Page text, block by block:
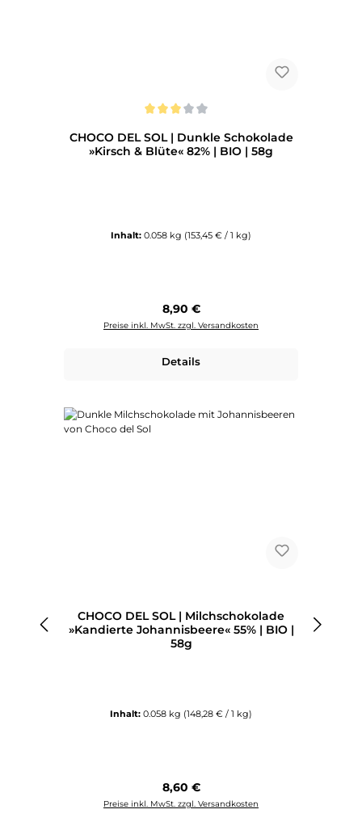
CHOCO DEL SOL | Dunkle Schokolade
»Kirsch & Blüte« 82% | BIO | 58g
Inhalt: 0.058 kg (153,45 € / 1 kg)
Regulärer Preis:
8,90 €
Preise inkl. MwSt. zzgl. Versandkosten
Details
CHOCO DEL SOL | Milchschokolade
»Kandierte Johannisbeere« 55% | BIO |
58g
Inhalt: 0.058 kg (148,28 € / 1 kg)
Regulärer Preis:
8,60 €
Preise inkl. MwSt. zzgl. Versandkosten